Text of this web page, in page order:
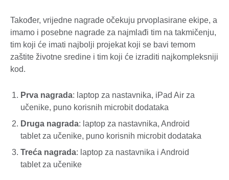
Također, vrijedne nagrade očekuju prvoplasirane ekipe, a
imamo i posebne nagrade za najmlađi tim na takmičenju,
tim koji će imati najbolji projekat koji se bavi temom
zaštite životne sredine i tim koji će izraditi najkompleksniji
kod.
Prva nagrada: laptop za nastavnika, iPad Air za
učenike, puno korisnih microbit dodataka
Druga nagrada: laptop za nastavnika, Android
tablet za učenike, puno korisnih microbit dodataka
Treća nagrada: laptop za nastavnika i Android
tablet za učenike